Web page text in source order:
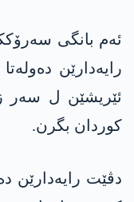
ئەم بانگی
رایەدارێن
ئێریشێن ل سەر
کوردان بگرن.
دڤێت رایەدارێن